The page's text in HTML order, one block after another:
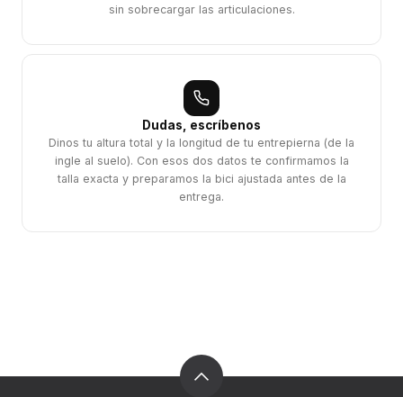
sin sobrecargar las articulaciones.
Dudas, escríbenos
Dinos tu altura total y la longitud de tu entrepierna (de la
ingle al suelo). Con esos dos datos te confirmamos la
talla exacta y preparamos la bici ajustada antes de la
entrega.